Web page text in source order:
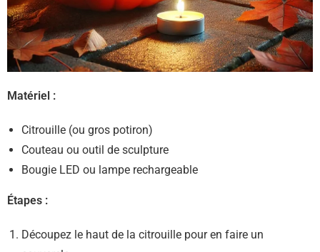
Matériel :
Citrouille (ou gros potiron)
Couteau ou outil de sculpture
Bougie LED ou lampe rechargeable
Étapes :
Découpez le haut de la citrouille pour en faire un